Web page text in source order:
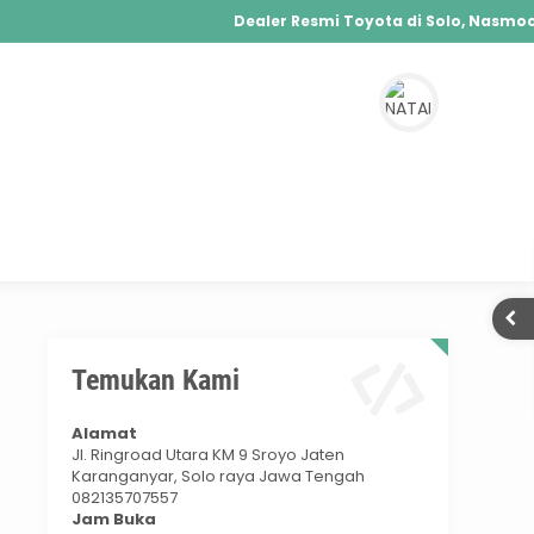
Dealer Resmi Toyota di Solo, Nasmoco
Agya, Calya, Fortuner, Rush, Sienta, Yaris,
Hybrid, Yaris Cross Hybrid, Alphard Hybrid
Temukan Kami
Alamat
Jl. Ringroad Utara KM 9 Sroyo Jaten
Karanganyar, Solo raya Jawa Tengah
082135707557
Jam Buka